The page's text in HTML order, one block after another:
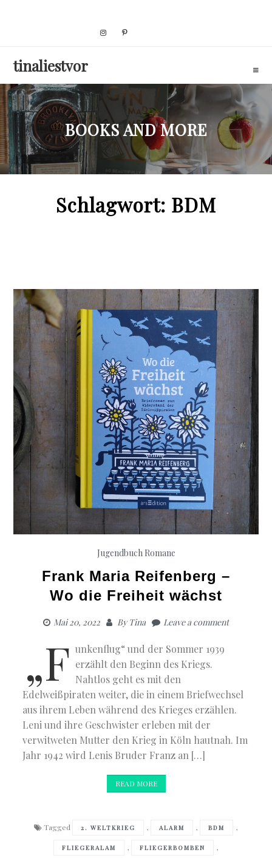
tinaliestvor
BOOKS AND MORE
Schlagwort: BDM
Jugendbuch Romane
Frank Maria Reifenberg –
Wo die Freiheit wächst
Mai 20, 2022 ByTina Leave a comment
„F unkenflug“ und der Sommer 1939
erzählt den Beginn des Kriegs.
Nahtlos geht es mit den
Edelweißpiraten weiter, die in einem Briefwechsel
aus ihrem Leben während des Krieges erzählen.
Leni und ihre Geschwister erleben mit der
verwitweten Mutter den Krieg in Köln hautnah. Im
Jahr 1942 wird Lenis Bruder Franz an […]
READ MORE
Tagged 2. WELTKRIEG , ALARM , BDM ,
FLIEGERALAM , FLIEGERBOMBEN ,